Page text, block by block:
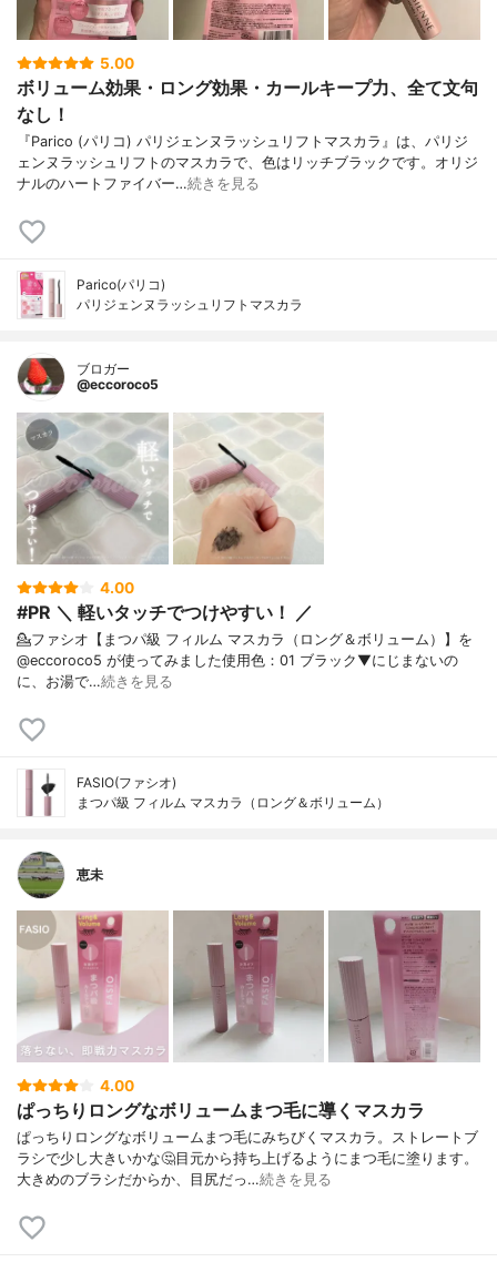
5.00
ボリューム効果・ロング効果・カールキープ力、全て文句
なし！
『Parico (パリコ) パリジェンヌラッシュリフトマスカラ』は、パリジ
ェンヌラッシュリフトのマスカラで、色はリッチブラックです。オリジ
ナルのハートファイバー…続きを見る
Parico(パリコ)
パリジェンヌラッシュリフトマスカラ
ブロガー
@eccoroco5
4.00
#PR ＼ 軽いタッチでつけやすい！ ／
💁ファシオ【まつパ級 フィルム マスカラ（ロング＆ボリューム）】を
@eccoroco5 が使ってみました⁡使用色：01 ブラック⁡⁡▼⁡⁡にじまないの
に、お湯で…続きを見る
FASIO(ファシオ)
まつパ級 フィルム マスカラ（ロング＆ボリューム）
恵未
4.00
ぱっちりロングなボリュームまつ毛に導くマスカラ
ぱっちりロングなボリュームまつ毛にみちびくマスカラ。ストレートブ
ラシで少し大きいかな🤔目元から持ち上げるようにまつ毛に塗ります。
大きめのブラシだからか、目尻だっ…続きを見る